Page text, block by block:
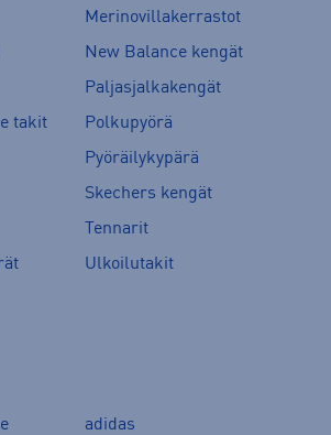
Merinovillakerrastot
New Balance kengät
Paljasjalkakengät
takit
Polkupyörä
Pyöräilykypärä
Skechers kengät
Tennarit
Ulkoilutakit
adidas